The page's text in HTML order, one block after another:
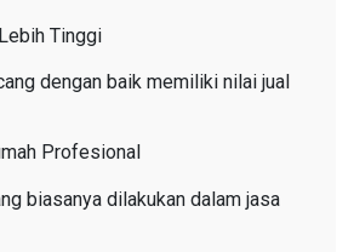
Tinggi
dengan baik memiliki nilai jual
Profesional
biasanya dilakukan dalam jasa